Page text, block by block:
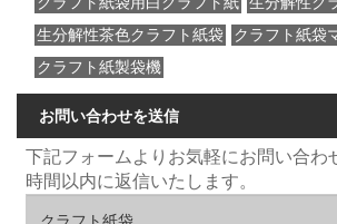
生分解性茶色クラフト紙袋
クラフト紙袋
クラフト紙製袋機
お問い合わせを送信
下記フォームよりお気軽にお問い合わ
時間以内に返信いたします。